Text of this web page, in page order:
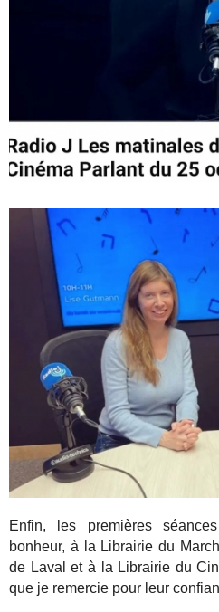
Enfin, les premières
bonheur, à la Librairie du
de Laval et à la Librairie du
que je remercie pour leur